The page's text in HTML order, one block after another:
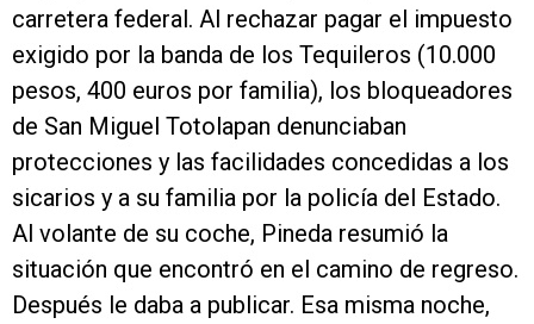
carretera federal. Al rechazar pagar el impuesto
exigido por la banda de los Tequileros (10.000
pesos, 400 euros por familia), los bloqueadores
de San Miguel Totolapan denunciaban
protecciones y las facilidades concedidas a los
sicarios y a su familia por la policía del Estado.
Al volante de su coche, Pineda resumió la
situación que encontró en el camino de regreso.
Después le daba a publicar. Esa misma noche,